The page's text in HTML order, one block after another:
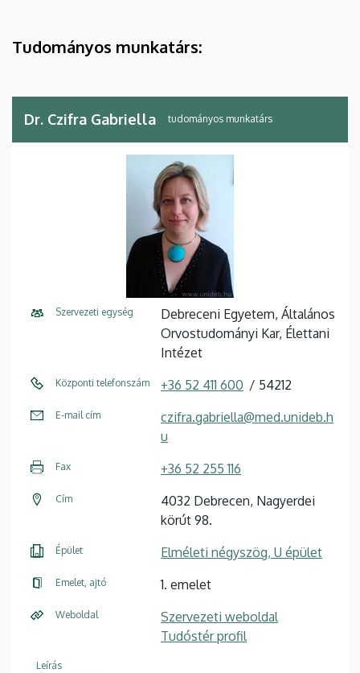
Tudományos munkatárs:
Dr. Czifra Gabriella tudományos munkatárs
Szervezeti egység
Debreceni Egyetem, Általános
Orvostudományi Kar, Élettani
Intézet
Központi telefonszám +36 52 411 600 54212
E-mail cím
czifra.gabriella@med.unideb.h
u
Fax +36 52 255 116
Cím
4032 Debrecen, Nagyerdei
körút 98.
Épület Elméleti négyszög, U épület
Emelet, ajtó 1. emelet
Weboldal
Szervezeti weboldal
Tudóstér profil
Leírás